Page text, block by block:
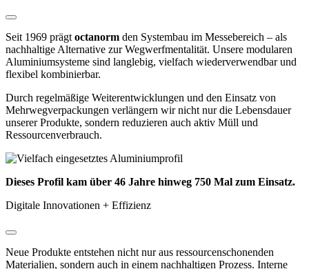
Seit 1969 prägt octanorm den Systembau im Messebereich – als
nachhaltige Alternative zur Wegwerfmentalität. Unsere modularen
Aluminiumsysteme sind langlebig, vielfach wiederverwendbar und
flexibel kombinierbar.
Durch regelmäßige Weiterentwicklungen und den Einsatz von
Mehrwegverpackungen verlängern wir nicht nur die Lebensdauer
unserer Produkte, sondern reduzieren auch aktiv Müll und
Ressourcenverbrauch.
Dieses Profil kam über 46 Jahre hinweg 750 Mal zum Einsatz.
Digitale Innovationen + Effizienz
Neue Produkte entstehen nicht nur aus ressourcenschonenden
Materialien, sondern auch in einem nachhaltigen Prozess. Interne